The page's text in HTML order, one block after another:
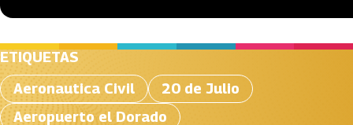
ETIQUETAS
Aeronautica Civil
20 de Julio
Aeropuerto el Dorado